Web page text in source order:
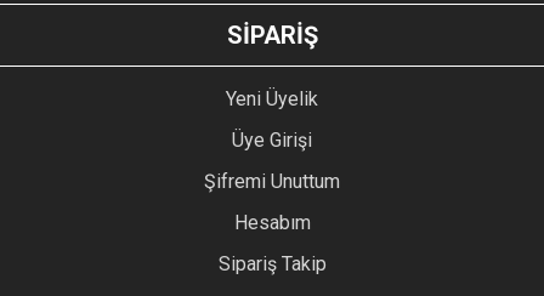
GÖNDER
SİPARİŞ
Yeni Üyelik
Üye Girişi
Şifremi Unuttum
Hesabım
Sipariş Takip